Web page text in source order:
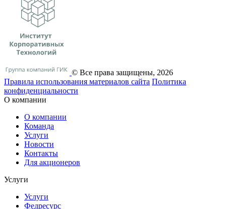
© Все права защищены, 2026
Правила использования материалов сайта Политика
конфиденциальности
О компании
О компании
Команда
Услуги
Новости
Контакты
Для акционеров
Услуги
Услуги
Федресурс